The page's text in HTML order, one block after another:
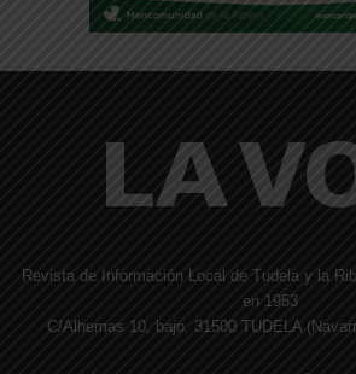
Revista de Información Local de Tudela y la
en 1953
C/Alhemas 10, bajo. 31500 TUDELA